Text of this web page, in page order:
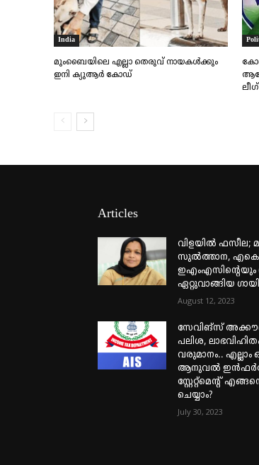
India
മുംബൈയിലെ എല്ലാ തെരുവ് നായകൾക്കും
ഇനി ക്യുആർ കോഡ്
Articles
വിളയിൽ ഫസീല;
സുൽത്താന,
ഇഎംഎസിന്റെയും
ഏറ്റുവാങ്ങിയ
August 12, 2023
സേവിങ്സ്
പലിശ,
വരുമാനം.. എല്ലാം
ആനുവൽ
സ്റ്റേറ്റ്മെന്റ്
ചെയ്യാം?
July 30, 2023